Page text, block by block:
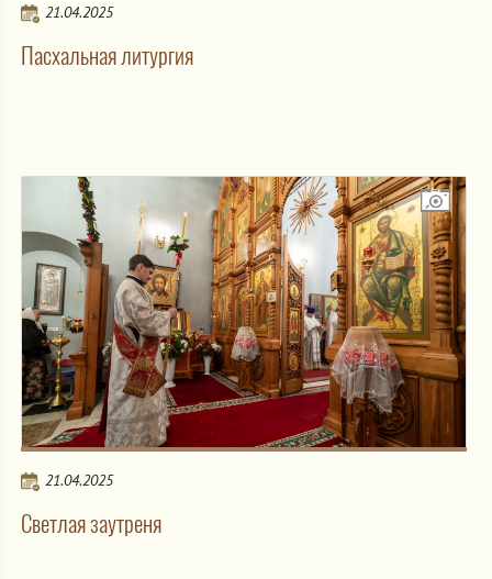
21.04.2025
Пасхальная литургия
21.04.2025
Светлая заутреня